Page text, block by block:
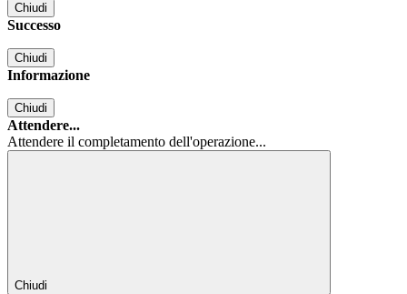
Chiudi
Successo
Chiudi
Informazione
Chiudi
Attendere...
Attendere il completamento dell'operazione...
Chiudi